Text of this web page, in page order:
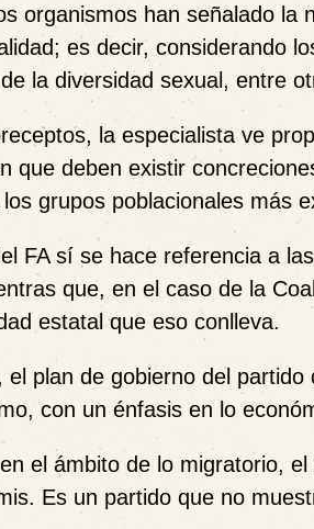
organismos han señalado la
es decir, considerando
la diversidad sexual, entre
la especialista ve
que deben existir
grupos poblacionales más
FA sí se hace referencia a
que, en el caso de la
estatal que eso conlleva.
el plan de gobierno del
con un énfasis en lo
el ámbito de lo migratorio,
Es un partido que no